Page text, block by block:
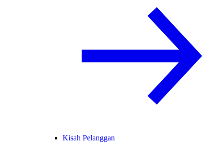
Kisah Pelanggan